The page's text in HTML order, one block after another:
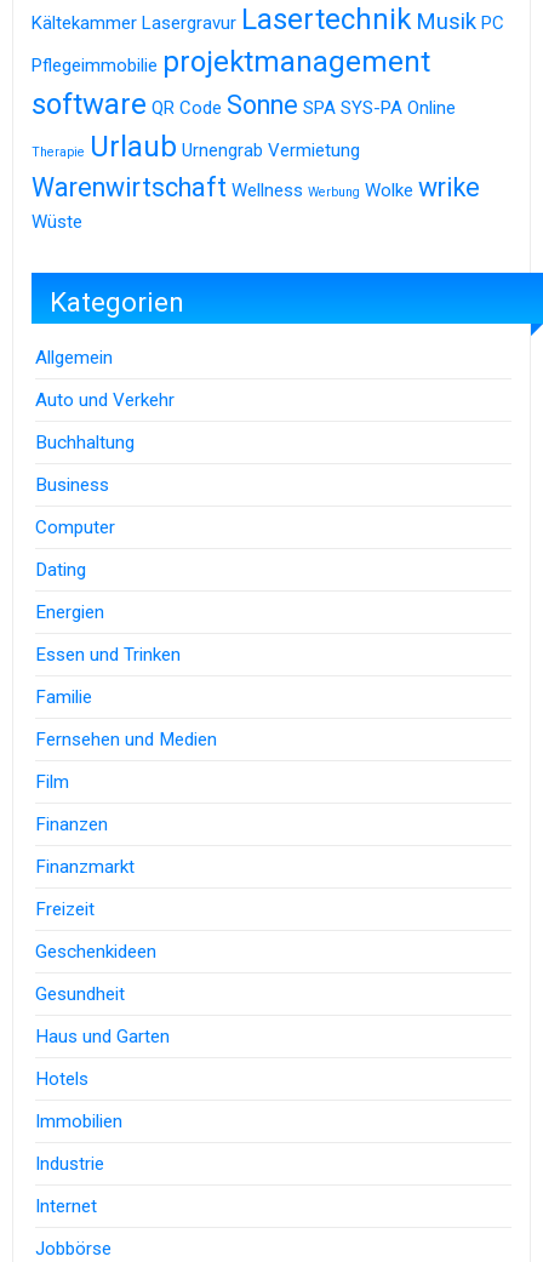
Kältekammer Lasergravur Lasertechnik Musik PC
Pflegeimmobilie projektmanagement
software QR Code Sonne SPA SYS-PA Online
Therapie Urlaub Urnengrab Vermietung
Warenwirtschaft Wellness Werbung Wolke wrike
Wüste
Kategorien
Allgemein
Auto und Verkehr
Buchhaltung
Business
Computer
Dating
Energien
Essen und Trinken
Familie
Fernsehen und Medien
Film
Finanzen
Finanzmarkt
Freizeit
Geschenkideen
Gesundheit
Haus und Garten
Hotels
Immobilien
Industrie
Internet
Jobbörse